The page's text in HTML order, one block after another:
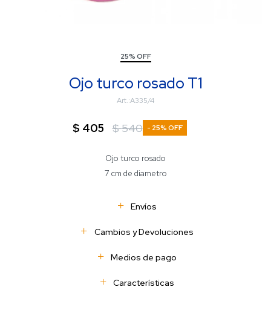
25% OFF
Ojo turco rosado T1
A335/4
$ 405 $540 25
Ojo turco rosado
7 cm de diametro
Envíos
Cambios y Devoluciones
Medios de pago
Características